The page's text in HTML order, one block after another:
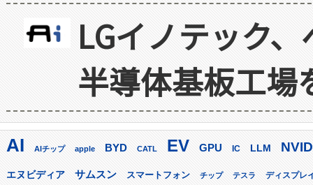
LGイノテック
半導体基板工場
AI AIチップ apple BYD CATL EV GPU IC LLM
エヌビディア サムスン スマートフォン チップ テスラ ディスプレ